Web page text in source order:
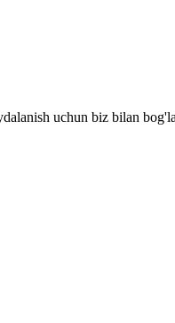
uchun biz bilan